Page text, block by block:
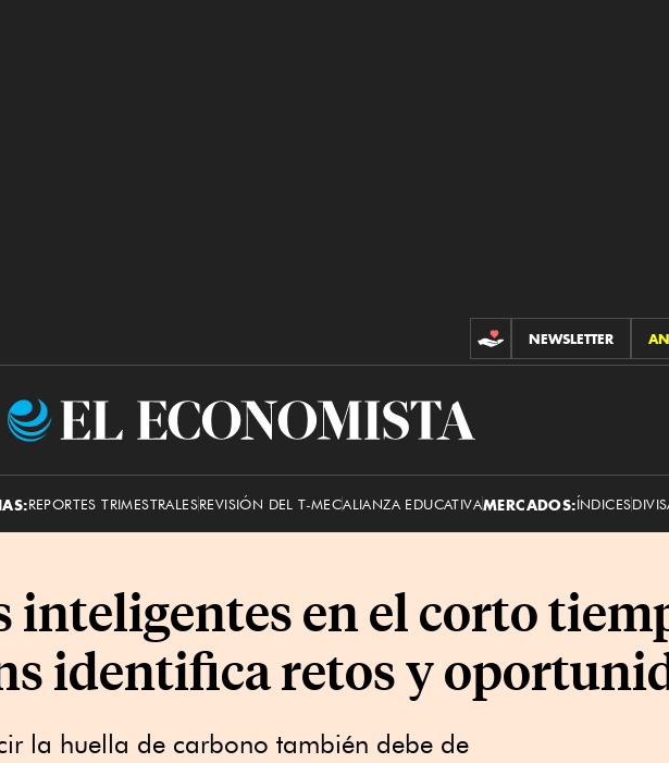
CONTRIBUCIONES
NEWSLETTER
El
REPORTES TRIMESTRALESREVISIÓN DEL T-MECALIANZA EDUCATIVAMERCADOS:ÍNDICES
inteligentes en el corto
identifica retos y
la huella de carbono también debe de